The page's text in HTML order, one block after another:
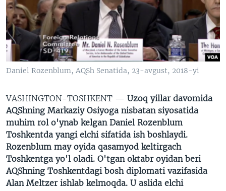
VIDEO
XABARLAR SURATLARDA
ODNOKLASSNIKI
TELEGRAM
TWITTER
SOUNDCLOUD
VOA
Daniel Rozenblum, AQSh Senatida, 23-avgust, 2018-yi
VASHINGTON-TOSHKENT — Uzoq yillar davomida
AQShning Markaziy Osiyoga nisbatan siyosatida
muhim rol o'ynab kelgan Daniel Rozenblum
Toshkentda yangi elchi sifatida ish boshlaydi.
Rozenblum may oyida qasamyod keltirgach
Toshkentga yo'l oladi. O'tgan oktabr oyidan beri
AQShning Toshkentdagi bosh diplomati vazifasida
Alan Meltzer ishlab kelmoqda. U aslida elchi